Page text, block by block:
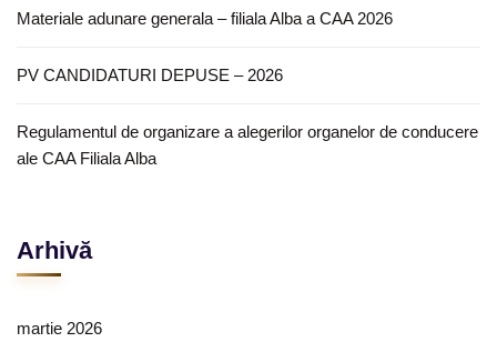
Materiale adunare generala – filiala Alba a CAA 2026
PV CANDIDATURI DEPUSE – 2026
Regulamentul de organizare a alegerilor organelor de conducere
ale CAA Filiala Alba
Arhivă
martie 2026